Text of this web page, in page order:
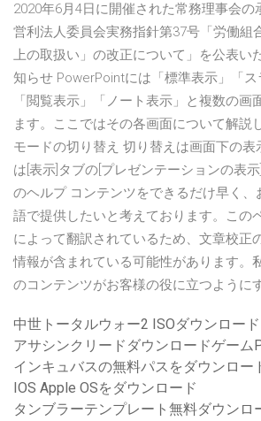
2020年6月4日に開催された常務理事会の
営利法人委員会実務指針第37号「労働組
上の取扱い」の改正について」を公表い
知らせ PowerPointには「標準表示」「ス
「閲覧表示」「ノート表示」と複数の画
ます。ここではその各画面について解説
モードの切り替え 切り替えは画面下の表
は[表示]タブの[プレゼンテーションの表
のヘルプ コンテンツをできるだけ早く
語で提供したいと考えております。この
によって翻訳されているため、文章校正
情報が含まれている可能性があります。
のコンテンツがお客様の役に立つように
中世トータルウォー2 ISOダウンロード
アサシンクリードダウンロードゲーム
インキュバスの無料パスをダウンロー
IOS Apple OSをダウンロード
タンブラーテンプレート無料ダウンロ